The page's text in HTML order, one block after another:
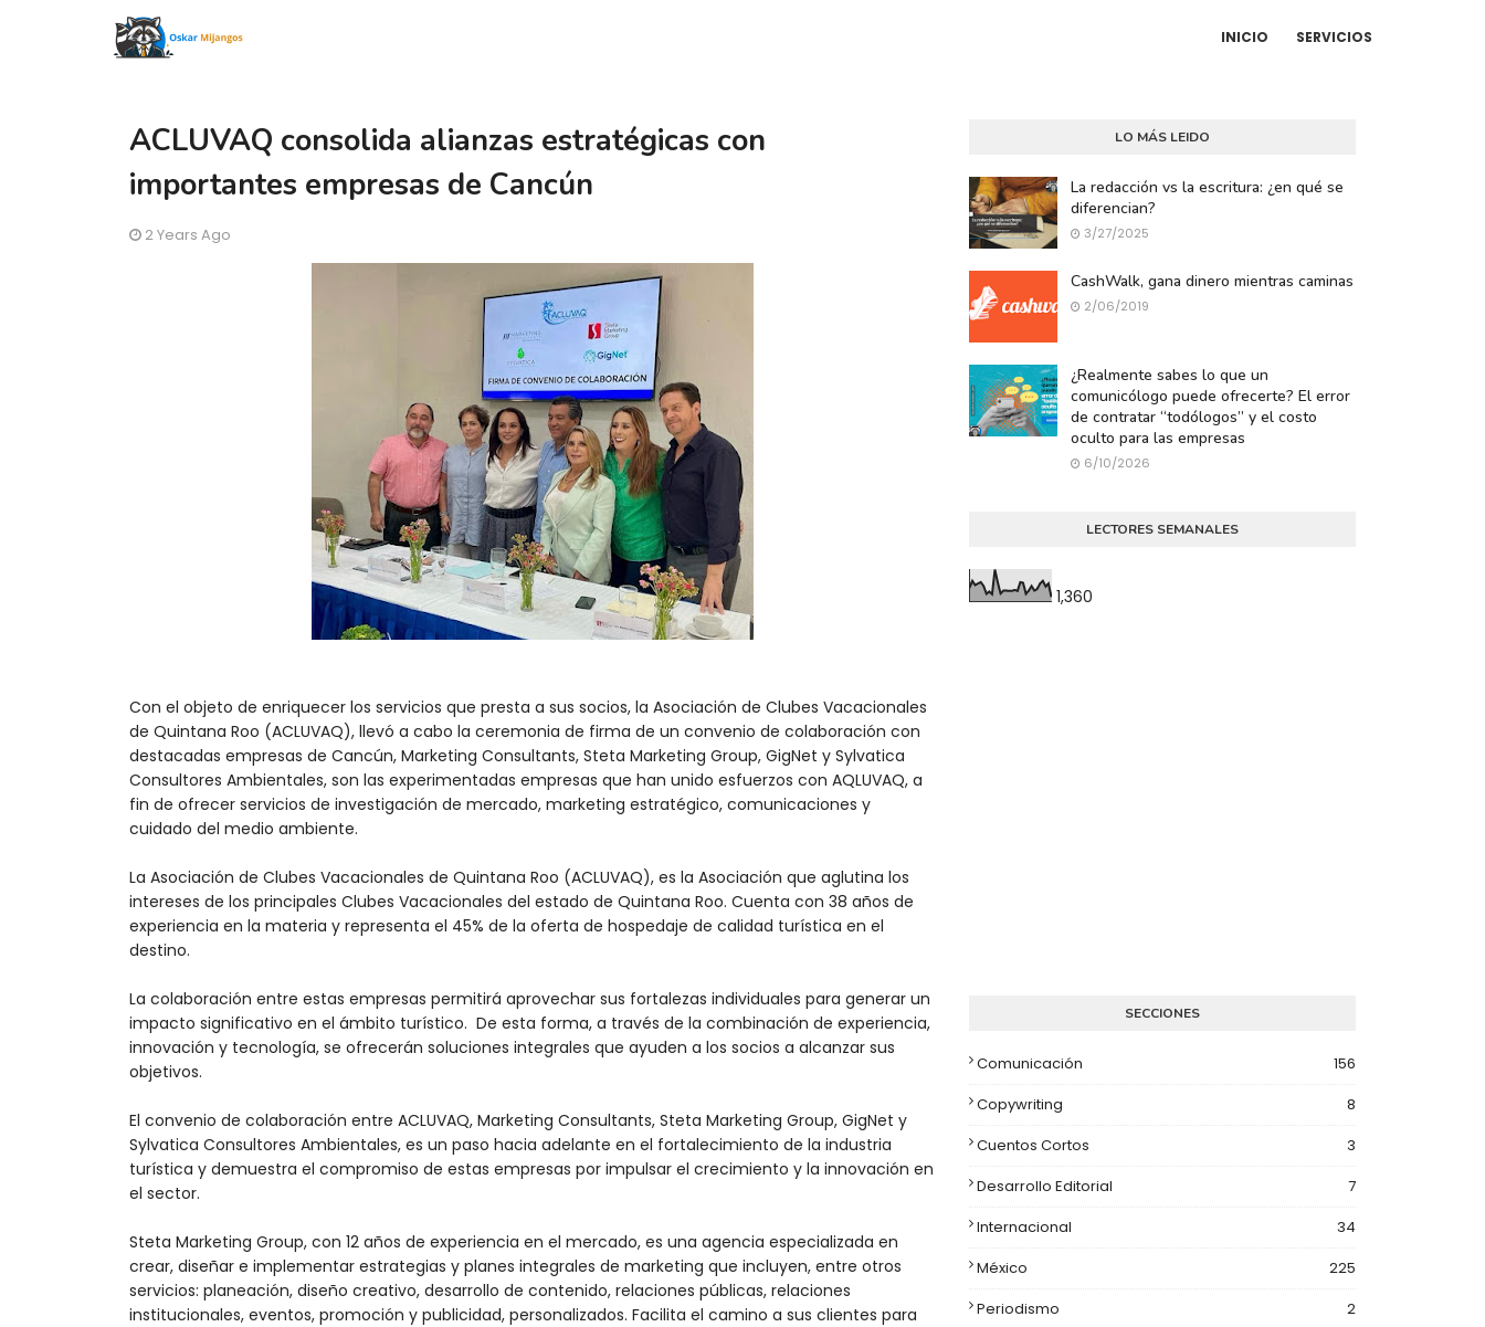
INICIO SERVICIOS
ACLUVAQ consolida alianzas estratégicas con
importantes empresas de Cancún
2 Years Ago
Con el objeto de enriquecer los servicios que presta a sus socios, la Asociación de Clubes Vacacionales
de Quintana Roo (ACLUVAQ), llevó a cabo la ceremonia de firma de un convenio de colaboración con
destacadas empresas de Cancún, Marketing Consultants, Steta Marketing Group, GigNet y Sylvatica
Consultores Ambientales, son las experimentadas empresas que han unido esfuerzos con AQLUVAQ, a
fin de ofrecer servicios de investigación de mercado, marketing estratégico, comunicaciones y
cuidado del medio ambiente.
La Asociación de Clubes Vacacionales de Quintana Roo (ACLUVAQ), es la Asociación que aglutina los
intereses de los principales Clubes Vacacionales del estado de Quintana Roo. Cuenta con 38 años de
experiencia en la materia y representa el 45% de la oferta de hospedaje de calidad turística en el
destino.
La colaboración entre estas empresas permitirá aprovechar sus fortalezas individuales para generar un
impacto significativo en el ámbito turístico. De esta forma, a través de la combinación de experiencia,
innovación y tecnología, se ofrecerán soluciones integrales que ayuden a los socios a alcanzar sus
objetivos.
El convenio de colaboración entre ACLUVAQ, Marketing Consultants, Steta Marketing Group, GigNet y
Sylvatica Consultores Ambientales, es un paso hacia adelante en el fortalecimiento de la industria
turística y demuestra el compromiso de estas empresas por impulsar el crecimiento y la innovación en
el sector.
Steta Marketing Group, con 12 años de experiencia en el mercado, es una agencia especializada en
crear, diseñar e implementar estrategias y planes integrales de marketing que incluyen, entre otros
servicios: planeación, diseño creativo, desarrollo de contenido, relaciones públicas, relaciones
institucionales, eventos, promoción y publicidad, personalizados. Facilita el camino a sus clientes para
LO MÁS LEIDO
La redacción vs la escritura: ¿en qué se
diferencian?
3/27/2025
CashWalk, gana dinero mientras caminas
2/06/2019
¿Realmente sabes lo que un
comunicólogo puede ofrecerte? El error
de contratar “todólogos” y el costo
oculto para las empresas
6/10/2026
LECTORES SEMANALES
1,360
SECCIONES
Comunicación
156
Copywriting
8
Cuentos Cortos
3
Desarrollo Editorial
7
Internacional
34
México
225
Periodismo
2